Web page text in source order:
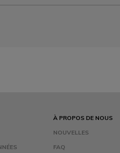
À PROPOS DE NOUS
NOUVELLES
FAQ